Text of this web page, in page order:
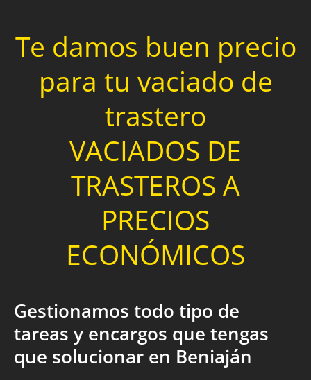
Te damos buen precio
para tu vaciado de
trastero
VACIADOS DE
TRASTEROS A
PRECIOS
ECONÓMICOS
Gestionamos todo tipo de
tareas y encargos que tengas
que solucionar en Beniaján